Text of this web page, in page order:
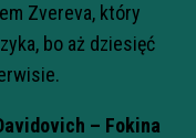
Zvereva, który
bo aż dziesięć
– Fokina